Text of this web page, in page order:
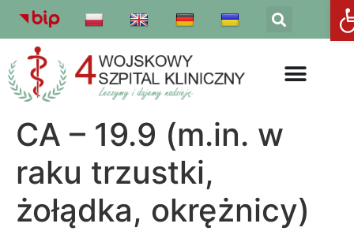
CA – 19.9 (m.in. w
raku trzustki,
żołądka, okrężnicy)